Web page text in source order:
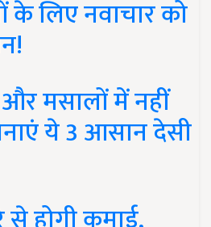
के लिए नवाचार को
मसालों में नहीं
ये 3 आसान देसी